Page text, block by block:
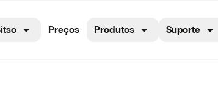
Preços Produtos Suporte